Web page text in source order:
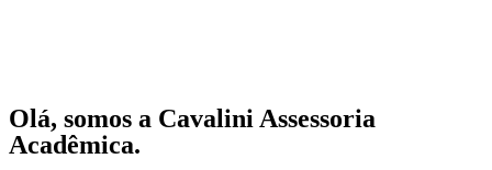
Olá, somos a Cavalini Assessoria
Acadêmica.